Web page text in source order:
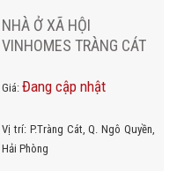
NHÀ Ở XÃ HỘI
VINHOMES TRÀNG CÁT
Giá: Đang cập nhật
Vị trí: P.Tràng Cát, Q. Ngô Quyền,
Hải Phòng